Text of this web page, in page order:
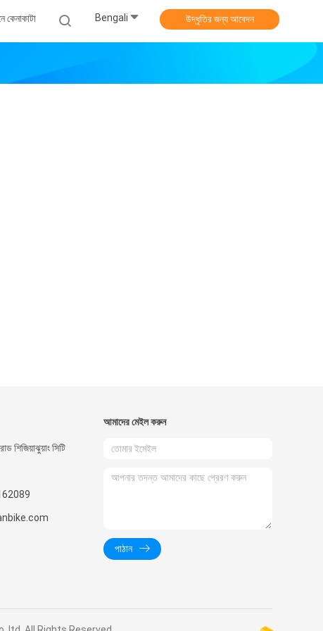
কেনাকাটা Bengali উদ্ধৃতির জন্য আবেদন
শিজিয়াঝুয়াং সিটি
আমাদের মেইল ​​করুন
পাঠান